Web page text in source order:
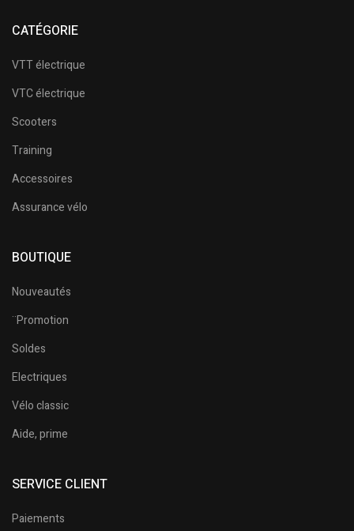
CATÉGORIE
VTT électrique
VTC électrique
Scooters
Training
Accessoires
Assurance vélo
BOUTIQUE
Nouveautés
¨Promotion
Soldes
Electriques
Vélo classic
Aide, prime
SERVICE CLIENT
Paiements